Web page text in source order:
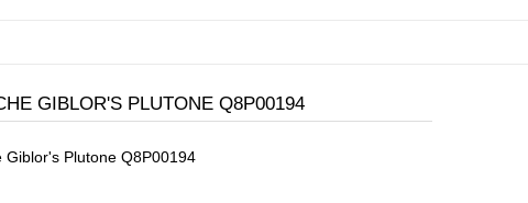
GIBLOR'S PLUTONE Q8P00194
Plutone Q8P00194